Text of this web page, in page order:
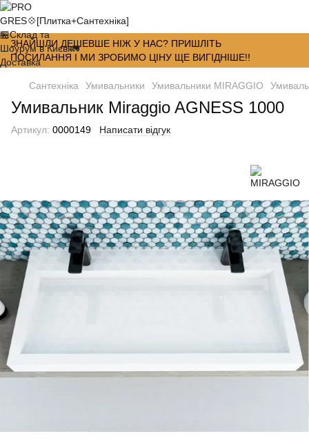
ЗНАЙШЛИ ДЕШЕВШЕ НІЖ У НАС? ПРИШЛІТЬ
ПОСИЛАННЯ І МИ ЗРОБИМО ЦІНУ ЩЕ ВИГІДНІШЕ!!
Сантехніка Умивальники Умивальники MIRAGGIO
Умивальник Miraggio AGNESS 1000
Артикул: 0000149 Написати відгук